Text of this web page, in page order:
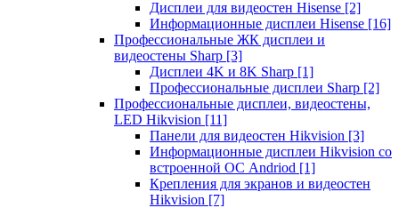
Дисплеи для видеостен Hisense [2]
Информационные дисплеи Hisense [16]
Профессиональные ЖК дисплеи и
видеостены Sharp [3]
Дисплеи 4K и 8K Sharp [1]
Профессиональные дисплеи Sharp [2]
Профессиональные дисплеи, видеостены,
LED Hikvision [11]
Панели для видеостен Hikvision [3]
Информационные дисплеи Hikvision со
встроенной ОС Andriod [1]
Крепления для экранов и видеостен
Hikvision [7]